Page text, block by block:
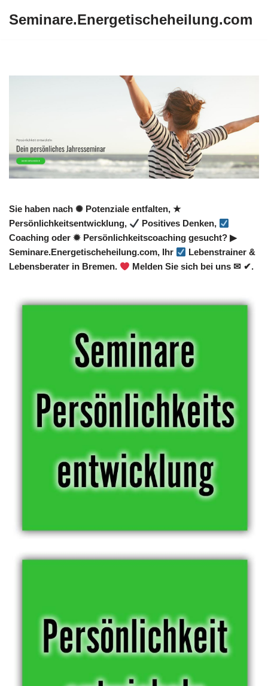
Seminare.Energetischeheilung.com
Sie haben nach ✺ Potenziale entfalten, ★
Persönlichkeitsentwicklung,
Positives Denken,
Coaching oder ✹ Persönlichkeitscoaching gesucht? ▶︎
Seminare.Energetischeheilung.com, Ihr
Lebenstrainer &
Lebensberater in Bremen.
Melden Sie sich bei uns ✉ ✔.